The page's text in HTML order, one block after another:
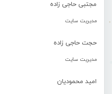
مجتبی حاجی زاده
مدیریت سایت
حجت حاجی زاده
مدیریت سایت
امید محمودیان